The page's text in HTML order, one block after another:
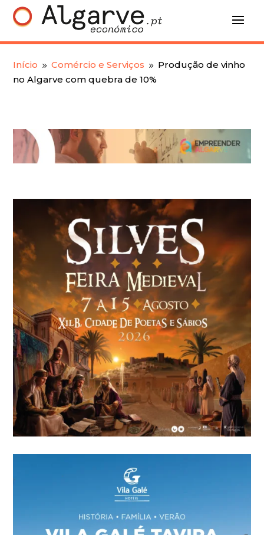
Início 9 Comércio e Serviços 9 Produção de vinho
no Algarve com quebra de 10%